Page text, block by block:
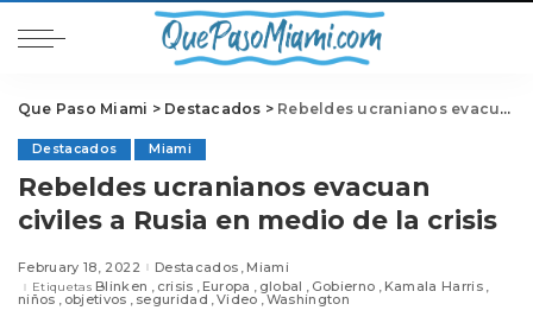
Que Paso Miami > Destacados > Rebeldes ucranianos evacuan civiles a Rusia en medio de la crisis
Destacados Miami
Rebeldes ucranianos evacuan
civiles a Rusia en medio de la crisis
February 18, 2022 Destacados Miami
Etiquetas Blinken crisis Europa global Gobierno Kamala Harris
niños objetivos seguridad Video Washington